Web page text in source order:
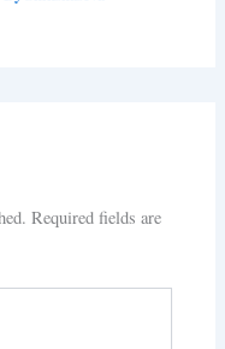
Required fields are